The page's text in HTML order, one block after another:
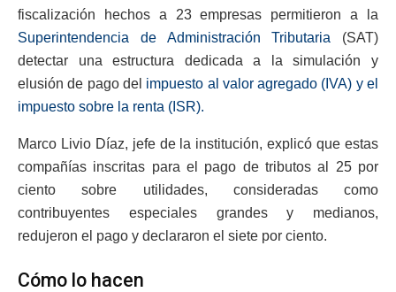
fiscalización hechos a 23 empresas permitieron a la
Superintendencia de Administración Tributaria (SAT)
detectar una estructura dedicada a la simulación y
elusión de pago del impuesto al valor agregado (IVA) y el
impuesto sobre la renta (ISR).
Marco Livio Díaz, jefe de la institución, explicó que estas
compañías inscritas para el pago de tributos al 25 por
ciento sobre utilidades, consideradas como
contribuyentes especiales grandes y medianos,
redujeron el pago y declararon el siete por ciento.
Cómo lo hacen